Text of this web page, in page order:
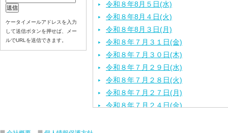
令和８年8月５日(水)
令和８年8月４日(火)
令和８年8月３日(月)
令和８年７月３１日(金)
令和８年７月３０日(木)
令和８年７月２９日(水)
令和８年７月２８日(火)
令和８年７月２７日(月)
令和８年７月２４日(金)
ケータイメールアドレスを入力
して送信ボタンを押せば、メー
ルでURLを送信できます。